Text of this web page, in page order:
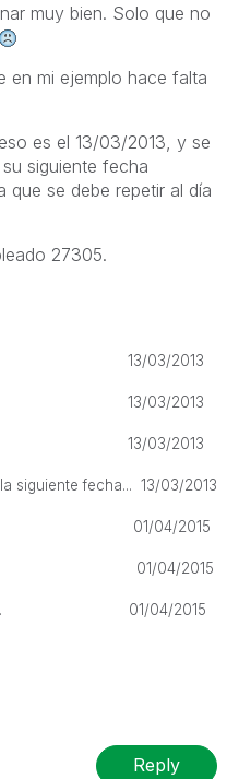
muy bien. Solo que no
en mi ejemplo hace falta
es el 13/03/2013, y se
siguiente fecha
que se debe repetir al día
27305.
Fecha
13/03/2013
13/03/2013
13/03/2013
siguiente fecha... 13/03/2013
01/04/2015
01/04/2015
hoy.. 01/04/2015
Reply